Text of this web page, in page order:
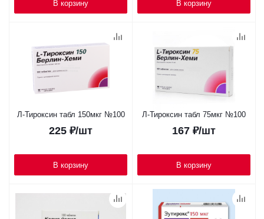
В корзину В корзину
Л-Тироксин табл 150мкг №100
225 ₽/шт
В корзину
Л-Тироксин табл 75мкг №100
167 ₽/шт
В корзину